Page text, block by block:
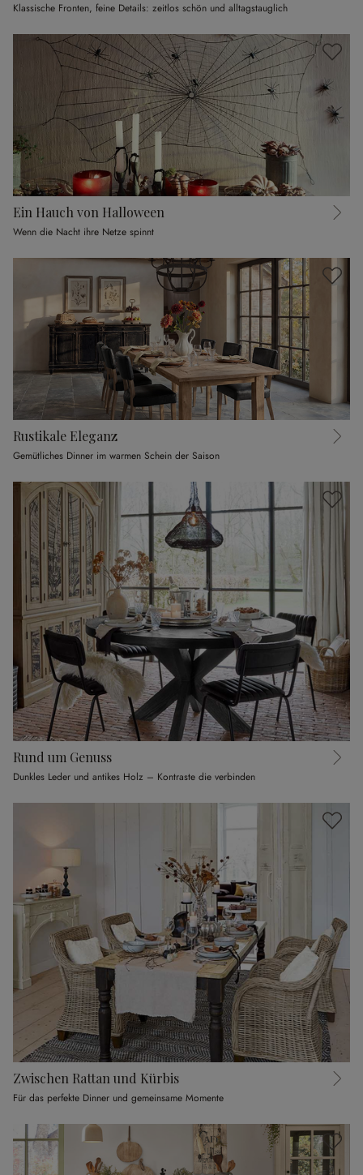
Klassische Fronten, feine Details: zeitlos schön und alltagstauglich
Ein Hauch von Halloween
Wenn die Nacht ihre Netze spinnt
Rustikale Eleganz
Gemütliches Dinner im warmen Schein der Saison
Rund um Genuss
Dunkles Leder und antikes Holz – Kontraste die verbinden
Zwischen Rattan und Kürbis
Für das perfekte Dinner und gemeinsame Momente